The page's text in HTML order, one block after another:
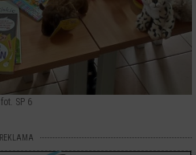
fot. SP 6
REKLAMA